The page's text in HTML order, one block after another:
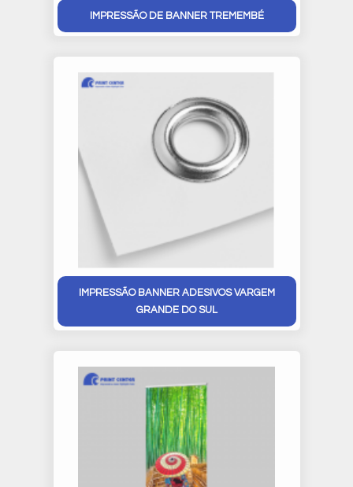
IMPRESSÃO DE BANNER TREMEMBÉ
IMPRESSÃO BANNER ADESIVOS VARGEM
GRANDE DO SUL